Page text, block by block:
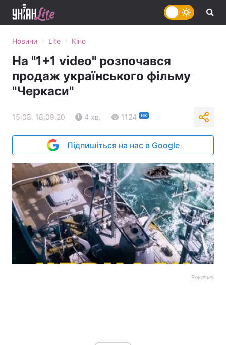
Новини › Lite › Кіно
На "1+1 video" розпочався
продаж українського фільму
"Черкаси"
15:08, 18.09.20 4 хв. 1124 НК
Підпишіться на нас в Google
Реклама